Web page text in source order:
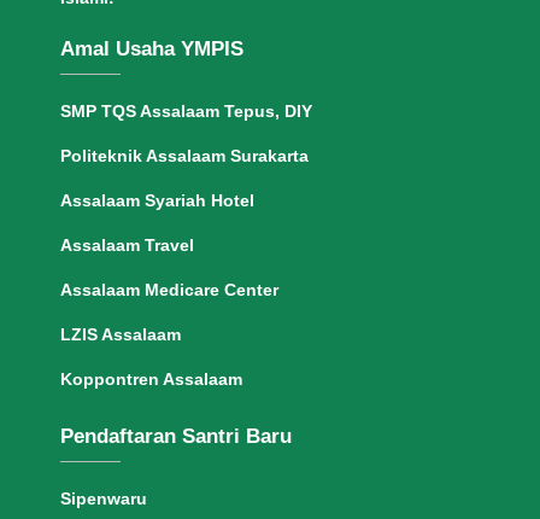
Amal Usaha YMPIS
SMP TQS Assalaam Tepus, DIY
Politeknik Assalaam Surakarta
Assalaam Syariah Hotel
Assalaam Travel
Assalaam Medicare Center
LZIS Assalaam
Koppontren Assalaam
Pendaftaran Santri Baru
Sipenwaru